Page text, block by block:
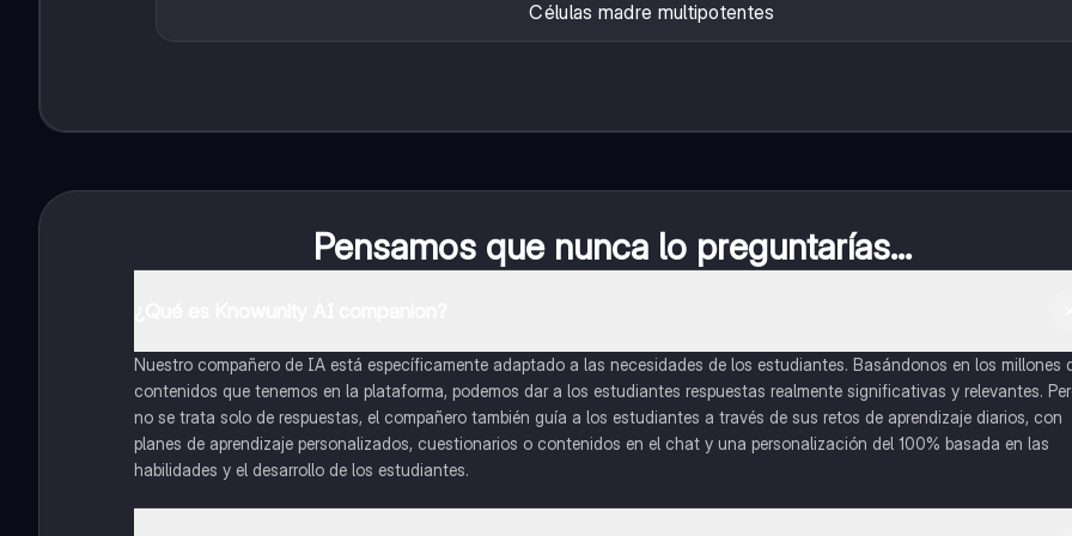
Células madre multipotentes
Pensamos que nunca lo preguntarías...
Nuestro compañero de IA está específicamente adaptado a las necesidades de los estudiantes. Basándonos en los millones
contenidos que tenemos en la plataforma, podemos dar a los estudiantes respuestas realmente significativas y relevantes.
no se trata solo de respuestas, el compañero también guía a los estudiantes a través de sus retos de aprendizaje diarios, con
planes de aprendizaje personalizados, cuestionarios o contenidos en el chat y una personalización del 100% basada en las
habilidades y el desarrollo de los estudiantes.